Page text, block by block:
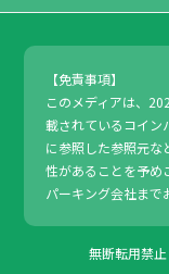
【免責事項】
このメディアは、
載されているコイン
に参照した参照元な
性があることを予め
パーキング会社まで
無断転用禁